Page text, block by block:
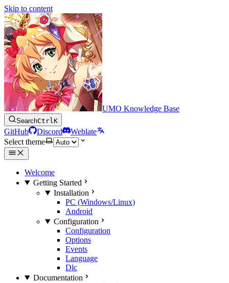
Skip to content
UMO Knowledge Base
SearchCtrlK
GitHub Discord
Weblate
Select theme
Welcome
Getting Started
Installation
PC (Windows/Linux)
Android
Configuration
Configuration
Options
Events
Language
Dlc
Documentation